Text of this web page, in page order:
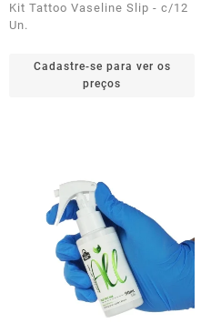
Kit Tattoo Vaseline Slip - c/12
Un.
Cadastre-se para ver os
preços